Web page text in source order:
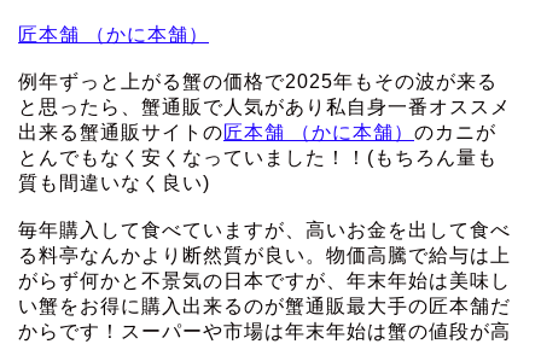
匠本舗 （かに本舗）
例年ずっと上がる蟹の価格で2025年もその波が来る
と思ったら、蟹通販で人気があり私自身一番オススメ
出来る蟹通販サイトの匠本舗 （かに本舗） のカニが
とんでもなく安くなっていました！！(もちろん量も
質も間違いなく良い)
毎年購入して食べていますが、高いお金を出して食べ
る料亭なんかより断然質が良い。物価高騰で給与は上
がらず何かと不景気の日本ですが、年末年始は美味し
い蟹をお得に購入出来るのが蟹通販最大手の匠本舗だ
からです！スーパーや市場は年末年始は蟹の値段が高